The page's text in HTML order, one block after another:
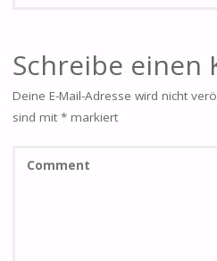
Schreibe einen
Deine E-Mail-Adresse wird nicht
sind mit *markiert